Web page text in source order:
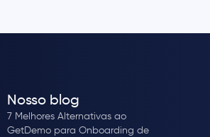
Nosso blog
7 Melhores Alternativas ao
GetDemo para Onboarding de